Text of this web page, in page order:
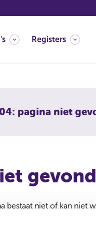
Registers
pagina niet
bestaat niet of kan niet